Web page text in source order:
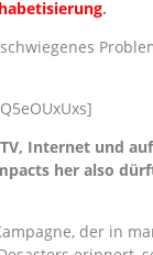
.
Internet und
her also
der in